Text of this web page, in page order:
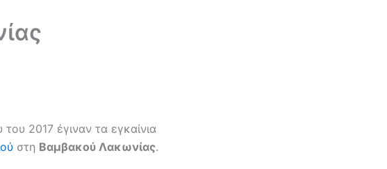
2017 έγιναν τα εγκαίνια
στη Βαμβακού Λακωνίας.